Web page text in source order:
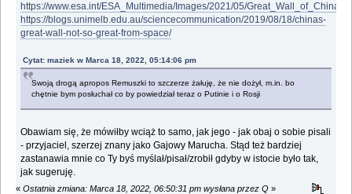
https://www.esa.int/ESA_Multimedia/Images/2021/05/
https://blogs.unimelb.edu.au/sciencecommunication/2019/08/18/chinas-
great-wall-not-so-great-from-space/
Cytat: maziek w Marca 18, 2022, 05:14:06 pm
Swoją drogą apropos Remuszki to szczerze żałuję, że nie dożył, m.in. bo
chętnie bym posłuchał co by powiedział teraz o Putinie i o Rosji
Obawiam się, że mówiłby wciąż to samo, jak jego - jak obaj o sobie pisali
- przyjaciel, szerzej znany jako Gajowy Marucha. Stąd też bardziej
zastanawia mnie co Ty byś myślał/pisał/zrobił gdyby w istocie było tak,
jak sugeruję.
« Ostatnia zmiana: Marca 18, 2022, 06:50:31 pm wysłana przez Q »